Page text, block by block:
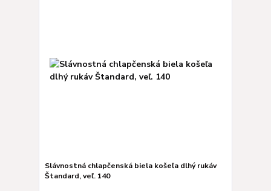
Slávnostná chlapčenská biela košeľa dlhý rukáv
Štandard, veľ. 140